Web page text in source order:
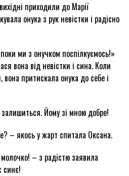
приходили до Марії
онука з рук невістки і радісно
ми з онучком поспілкуємось!»
вона від невістки і сина. Коли
притискала онука до себе і
Йому зі мною добре!
– якось у жарт спитала Оксана.
– з радістю заявила
синє!